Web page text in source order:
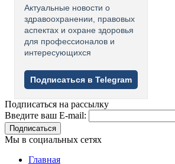
Актуальные новости о
здравоохранении, правовых
аспектах и охране здоровья
для профессионалов и
интересующихся
Подписаться в Telegram
Подписаться на рассылку
Введите ваш E-mail:
Подписаться
Мы в социальных сетях
Главная